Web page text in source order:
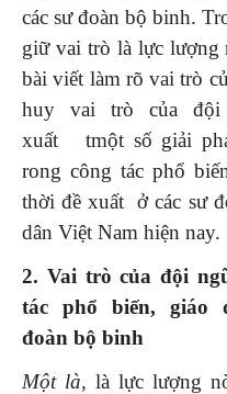
các sư đoàn bộ binh.
giữ vai trò là lực lượng
bài viết làm rõ vai trò
huy vai trò của
xuất tmột số giải
rong công tác phổ
thời đề xuất ở các sư
dân Việt Nam hiện nay.
2. Vai trò của đội
tác phổ biến, giáo
đoàn bộ binh
Một là, là lực lượng